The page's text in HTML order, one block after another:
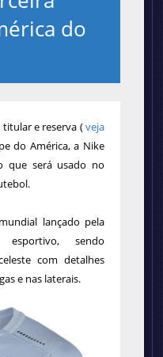
do
e reserva (veja
do América, a Nike
que será usado no
lançado pela
sendo
com detalhes
e nas laterais.